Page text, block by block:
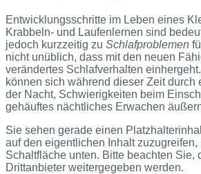
Entwicklungsschritte im Leben eines
Krabbeln- und Laufenlernen sind
jedoch kurzzeitig zu Schlafproblemen
nicht unüblich, dass mit den neuen
verändertes Schlafverhalten einhergeht.
können sich während dieser Zeit durch
der Nacht, Schwierigkeiten beim
gehäuftes nächtliches Erwachen
Sie sehen gerade einen
auf den eigentlichen Inhalt
Schaltfläche unten. Bitte beachten Sie,
Drittanbieter weitergegeben werden.